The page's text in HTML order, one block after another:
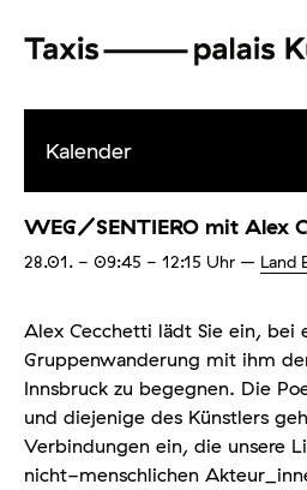
Kalender
WEG/SENTIERO mit Alex
28.01. - 09:45 - 12:15 Uhr – Land
Alex Cecchetti lädt Sie ein, bei
Gruppenwanderung mit ihm
Innsbruck zu begegnen. Die
und diejenige des Künstlers
Verbindungen ein, die unsere
nicht-menschlichen